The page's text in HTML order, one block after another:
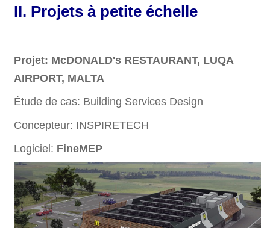
II. Projets à petite échelle
Projet: McDONALD's RESTAURANT, LUQA
AIRPORT, MALTA
Étude de cas: Building Services Design
Concepteur: INSPIRETECH
Logiciel: FineMEP